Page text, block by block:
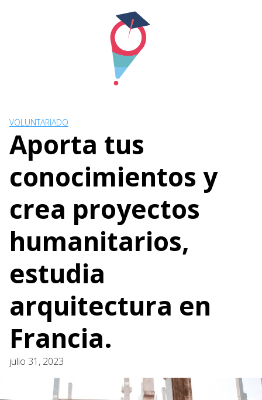
VOLUNTARIADO
Aporta tus
conocimientos y
crea proyectos
humanitarios,
estudia
arquitectura en
Francia.
julio 31, 2023